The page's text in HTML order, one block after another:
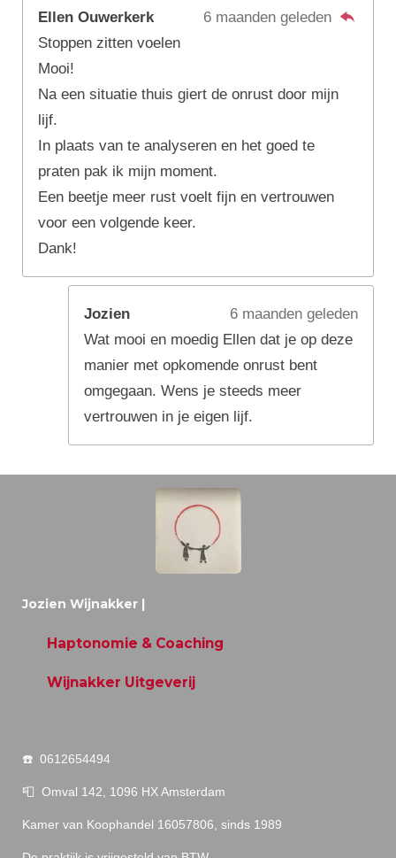
Ellen Ouwerkerk
6 maanden geleden
Stoppen zitten voelen
Mooi!
Na een situatie thuis giert de onrust door mijn
lijf.
In plaats van te analyseren en het goed te
praten pak ik mijn moment.
Een beetje meer rust voelt fijn en vertrouwen
voor een volgende keer.
Dank!
Jozien
6 maanden geleden
Wat mooi en moedig Ellen dat je op deze
manier met opkomende onrust bent
omgegaan. Wens je steeds meer
vertrouwen in je eigen lijf.
Jozien Wijnakker |
Haptonomie & Coaching
Wijnakker Uitgeverij
☎️ 0612654494
📮 Omval 142, 1096 HX Amsterdam
Kamer van Koophandel 16057806, sinds 1989